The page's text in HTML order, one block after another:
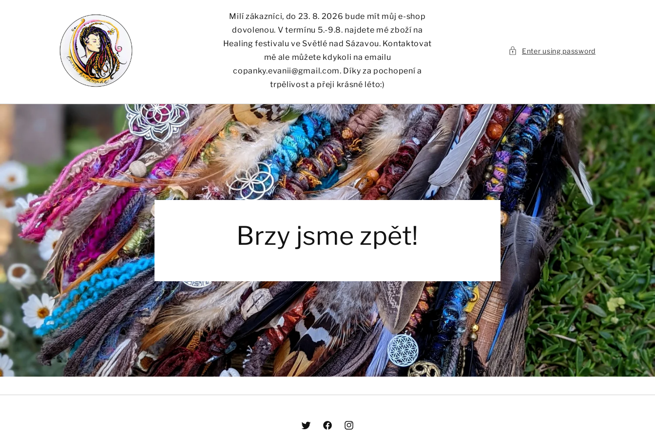
Milí zákazníci, do 23. 8. 2026 bude mít můj e-shop
dovolenou. V termínu 5.-9.8. najdete mé zboží na
Healing festivalu ve Světlé nad Sázavou. Kontaktovat
mě ale můžete kdykoli na emailu
copanky.evanii@gmail.com. Díky za pochopení a
trpělivost a přeji krásné léto:)
Enter using password
Brzy jsme zpět!
TwitterFacebookInstagram